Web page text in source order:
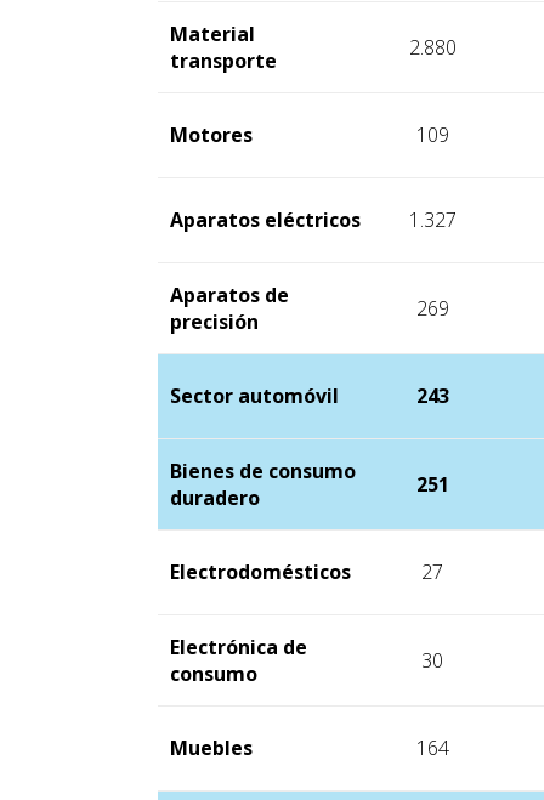
Material
transporte
2.880
Motores 109
Aparatos eléctricos 1.327
Aparatos de
precisión
269
Sector automóvil 243
Bienes de consumo
duradero
251
Electrodomésticos 27
Electrónica de
consumo
30
Muebles 164